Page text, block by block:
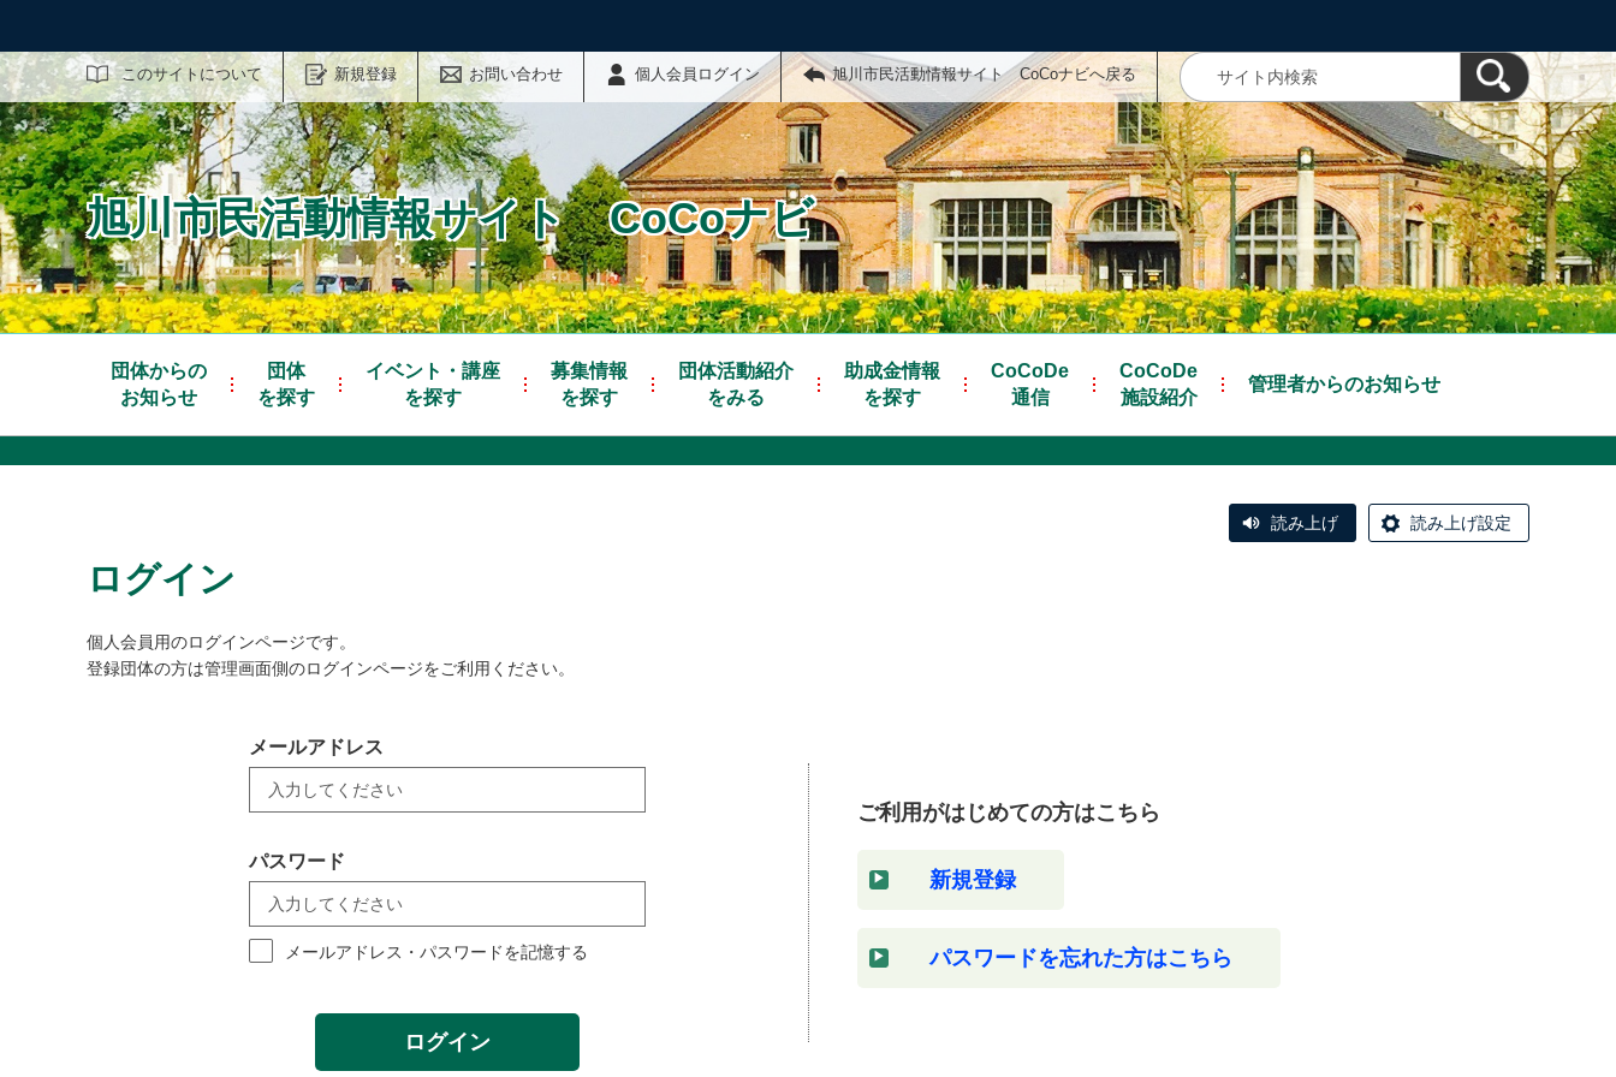
このサイトについて 新規登録 お問い合わせ 個人会員ログイン 旭川市民活動情報サイト CoCoナビへ戻る
サイト内検索
旭川市民活動情報サイト CoCoナビ
団体からの
お知らせ
団体
を探す
イベント・講座
を探す
募集情報
を探す
団体活動紹介
をみる
助成金情報
を探す
CoCoDe
通信
CoCoDe
施設紹介
管理者からのお知らせ
読み上げ 読み上げ設定
ログイン
個人会員用のログインページです。
登録団体の方は管理画面側のログインページをご利用ください。
メールアドレス
パスワード
メールアドレス・パスワードを記憶する
ログイン
ご利用がはじめての方はこちら
新規登録
パスワードを忘れた方はこちら